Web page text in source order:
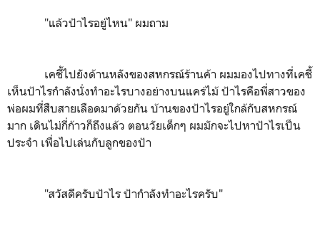
"แล้วป้าไรอยู่ไหน" ผมถาม
เคชี้ไปยังด้านหลังของสหกรณ์ร้านค้า ผมมองไปทางที่เคชี้
เห็นป้าไรกำลังนั่งทำอะไรบางอย่างบนแคร่ไม้ ป้าไรคือพี่สาวของ
พ่อผมที่สืบสายเลือดมาด้วยกัน บ้านของป้าไรอยู่ใกล้กับสหกรณ์
มาก เดินไม่กี่ก้าวก็ถึงแล้ว ตอนวัยเด็กๆ ผมมักจะไปหาป้าไรเป็น
ประจำ เพื่อไปเล่นกับลูกของป้า
"สวัสดีครับป้าไร ป้ากำลังทำอะไรครับ"